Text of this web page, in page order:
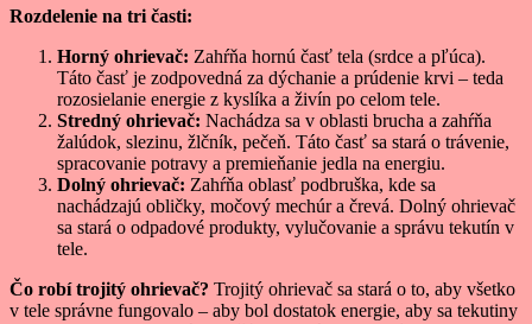
Rozdelenie na tri časti:
Horný ohrievač: Zahŕňa hornú časť tela (srdce a pľúca).
Táto časť je zodpovedná za dýchanie a prúdenie krvi – teda
rozosielanie energie z kyslíka a živín po celom tele.
Stredný ohrievač: Nachádza sa v oblasti brucha a zahŕňa
žalúdok, slezinu, žlčník, pečeň. Táto časť sa stará o trávenie,
spracovanie potravy a premieňanie jedla na energiu.
Dolný ohrievač: Zahŕňa oblasť podbruška, kde sa
nachádzajú obličky, močový mechúr a črevá. Dolný ohrievač
sa stará o odpadové produkty, vylučovanie a správu tekutín v
tele.
Čo robí trojitý ohrievač? Trojitý ohrievač sa stará o to, aby všetko
v tele správne fungovalo – aby bol dostatok energie, aby sa tekutiny